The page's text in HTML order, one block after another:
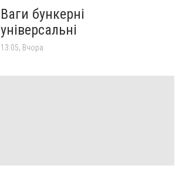
Ваги бункерні
універсальні
13:05, Вчора